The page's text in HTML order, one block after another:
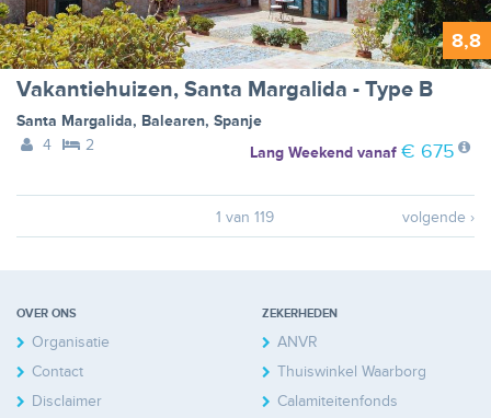
8,8
Vakantiehuizen, Santa Margalida - Type B
Santa Margalida, Balearen, Spanje
4
2 Lang Weekendvanaf € 675
1 van 119 volgende ›
OVER ONS
Organisatie
Contact
Disclaimer
ZEKERHEDEN
ANVR
Thuiswinkel Waarborg
Calamiteitenfonds